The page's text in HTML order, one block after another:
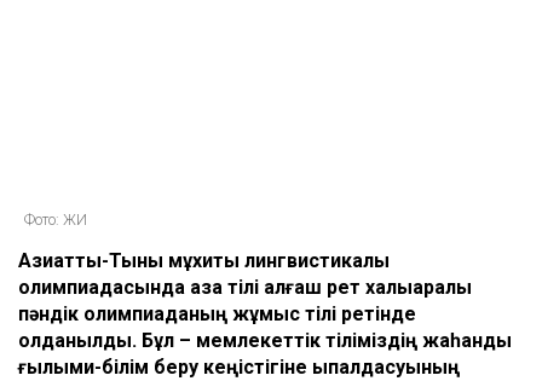
Фото: ЖИ
Азиаттық-Тынық мұхиты лингвистикалық
олимпиадасында қазақ тілі алғаш рет халықаралық
пәндік олимпиаданың жұмыс тілі ретінде
қолданылды. Бұл – мемлекеттік тіліміздің жаһандық
ғылыми-білім беру кеңістігіне ықпалдасуының